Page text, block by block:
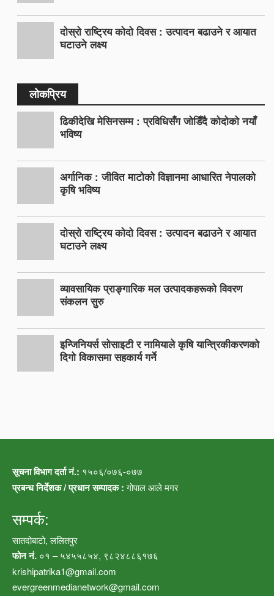
दोस्रो राष्ट्रिय कोदो दिवस : उत्पादन बढाउने र आयात
घटाउने लक्ष्य
लोकप्रिय
ढिकीदेखि मेसिनसम्म : प्रविधिसँग जोडिँदै कोदोको नयाँ
भविष्य
अर्गानिक : जीवित माटोको विज्ञानमा आधारित नेपालको
कृषि भविष्य
दोस्रो राष्ट्रिय कोदो दिवस : उत्पादन बढाउने र आयात
घटाउने लक्ष्य
व्यावसायिक प्राङ्गारिक मल उत्पादकहरूको विवरण
संकलन सुरु
इन्जिनियर्स सोसाइटी र नामियाले कृषि यान्त्रिकीकरणको
दिगो विकासमा सहकार्य गर्ने
सूचना विभाग दर्ता नं.: १५०६/०७६-०७७
प्रबन्ध निर्देशक / प्रधान सम्पादक :गोपाल आले मगर
सम्पर्क:
सातदोबाटो, ललितपुर
फोन नं. ०१ – ५४५५८५४, ९८२४८८६१७६
krishipatrika1@gmail.com
evergreenmedianetwork@gmail.com